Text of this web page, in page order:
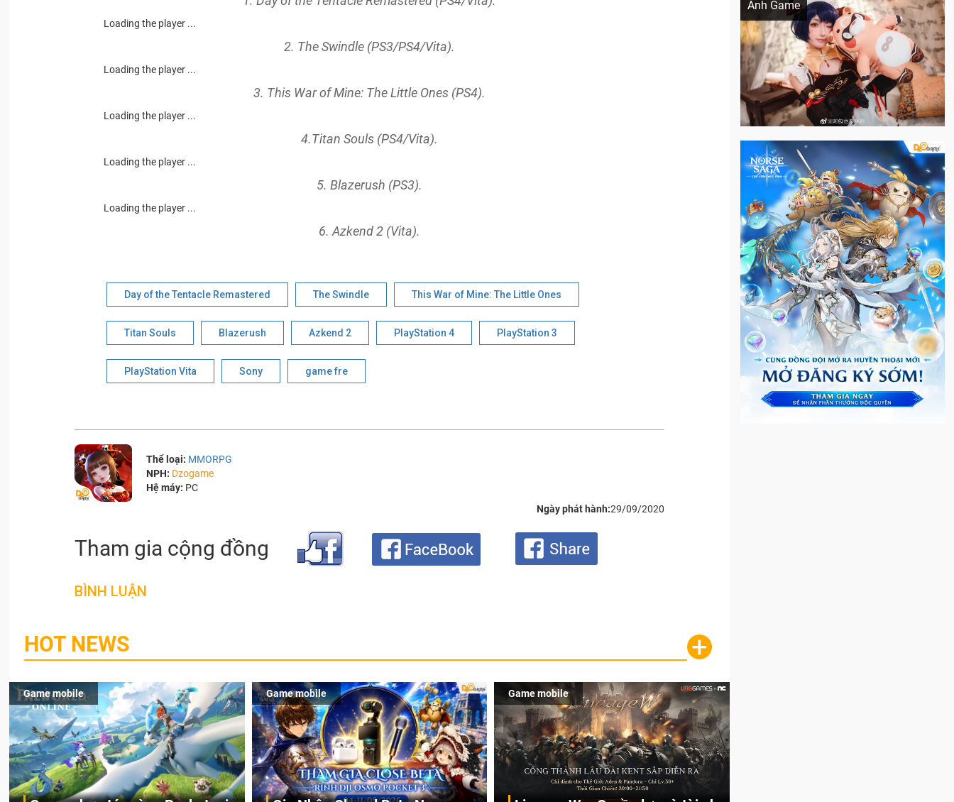
Loading the player ...
2. The Swindle (PS3/PS4/Vita).
Loading the player ...
3. This War of Mine: The Little Ones (PS4).
Loading the player ...
4.Titan Souls (PS4/Vita).
Loading the player ...
5. Blazerush (PS3).
Loading the player ...
6. Azkend 2 (Vita).
Day of the Tentacle Remastered The Swindle This War of Mine: The Little Ones
Titan Souls Blazerush Azkend 2 PlayStation 4 PlayStation 3
PlayStation Vita Sony game fre
Thể loại: MMORPG
NPH: Dzogame
Hệ máy: PC
Ngày phát hành:29/09/2020
Tham gia cộng đồng
BÌNH LUẬN
HOT NEWS +
Game mobile Game mobile Game mobile
Ảnh Game